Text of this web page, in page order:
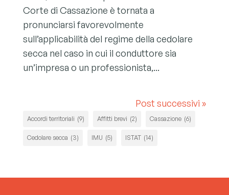
Corte di Cassazione è tornata a
pronunciarsi favorevolmente
sull’applicabilità del regime della cedolare
secca nel caso in cui il conduttore sia
un’impresa o un professionista,...
Post successivi »
Accordi territoriali (9) Affitti brevi (2) Cassazione (6)
Cedolare secca (3) IMU (5) ISTAT (14)